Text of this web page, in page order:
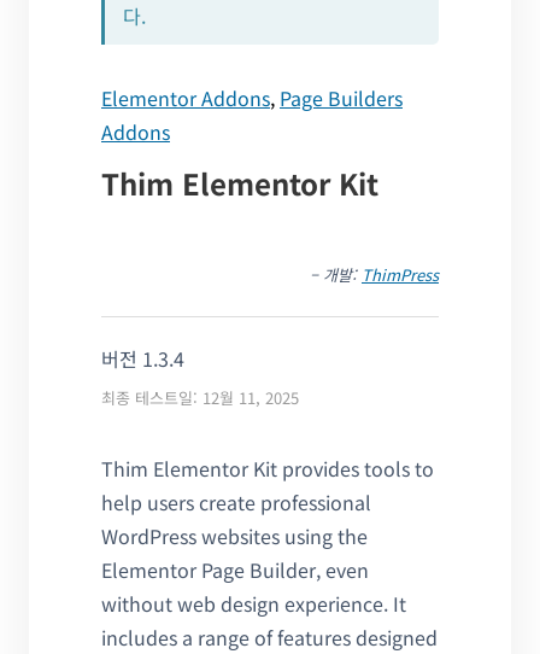
다.
Elementor Addons, Page Builders
Addons
Thim Elementor Kit
– 개발: ThimPress
버전 1.3.4
최종 테스트일: 12월 11, 2025
Thim Elementor Kit provides tools to
help users create professional
WordPress websites using the
Elementor Page Builder, even
without web design experience. It
includes a range of features designed